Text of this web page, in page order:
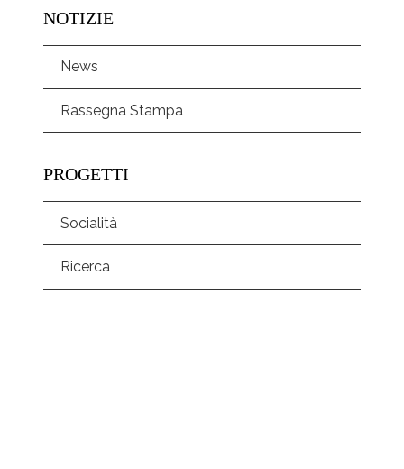
NOTIZIE
News
Rassegna Stampa
PROGETTI
Socialità
Ricerca